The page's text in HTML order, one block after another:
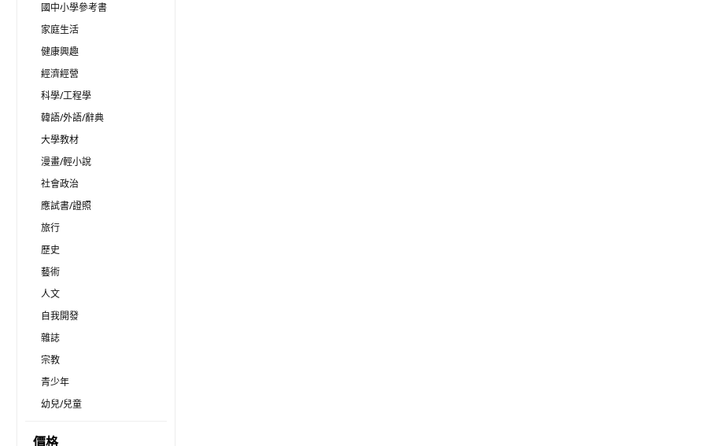
國中小學參考書
家庭生活
健康興趣
經濟經營
科學/工程學
韓語/外語/辭典
大學教材
漫畫/輕小說
社會政治
應試書/證照
旅行
歷史
藝術
人文
自我開發
雜誌
宗教
青少年
幼兒/兒童
價格